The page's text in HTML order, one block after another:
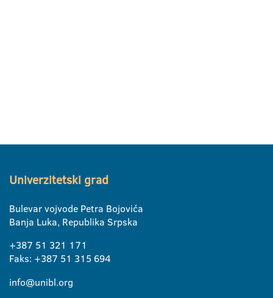
Univerzitetski grad
Bulevar vojvode Petra Bojovića
Banja Luka, Republika Srpska
+387 51 321 171
Faks: +387 51 315 694
info@unibl.org